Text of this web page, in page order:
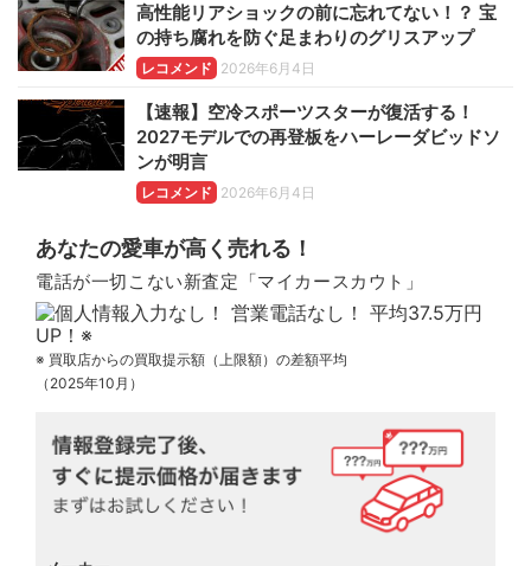
高性能リアショックの前に忘れてない！？ 宝
の持ち腐れを防ぐ足まわりのグリスアップ
レコメンド 2026年6月4日
【速報】空冷スポーツスターが復活する！
2027モデルでの再登板をハーレーダビッドソ
ンが明言
レコメンド 2026年6月4日
あなたの愛車が高く売れる！
電話が一切こない新査定「マイカースカウト」
※ 買取店からの買取提示額（上限額）の差額平均
（2025年10月）